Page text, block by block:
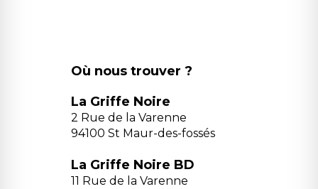
Où nous trouver ?
La Griffe Noire
2 Rue de la Varenne
94100 St Maur-des-fossés
La Griffe Noire BD
11 Rue de la Varenne